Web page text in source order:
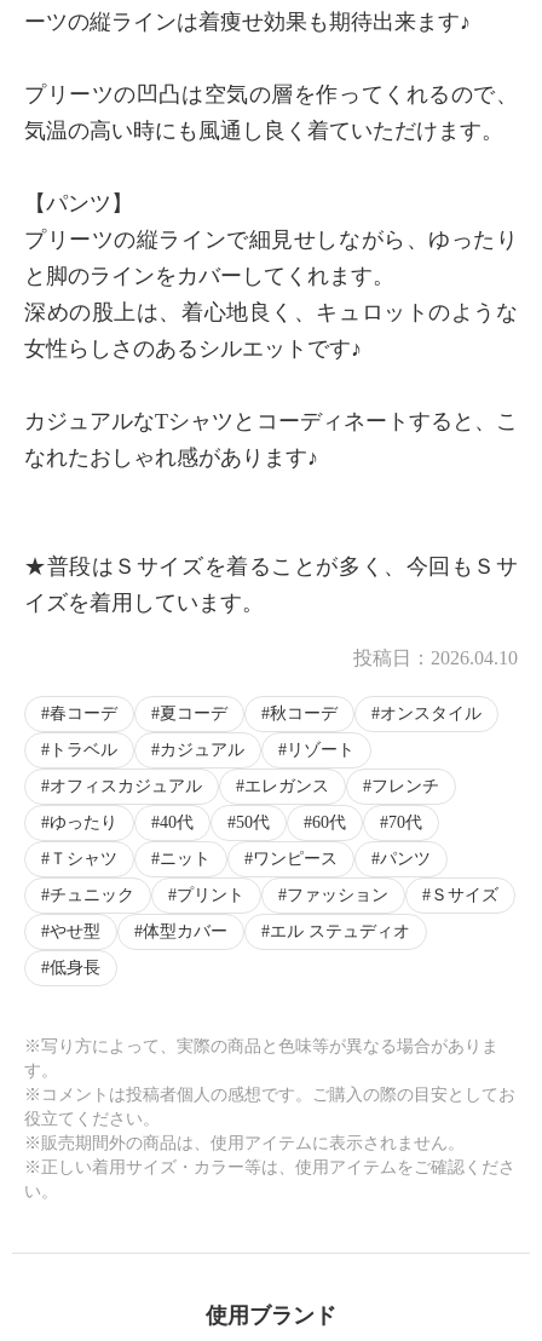
× 商品紹介
ーツの縦ラインは着痩せ効果も期待出来ます♪
プリーツの凹凸は空気の層を作ってくれるので、
気温の高い時にも風通し良く着ていただけます。
【パンツ】
プリーツの縦ラインで細見せしながら、ゆったり
と脚のラインをカバーしてくれます。
深めの股上は、着心地良く、キュロットのような
女性らしさのあるシルエットです♪
カジュアルなTシャツとコーディネートすると、こ
なれたおしゃれ感があります♪
★普段はＳサイズを着ることが多く、今回もＳサ
イズを着用しています。
投稿日： 2026.04.10
春コーデ 夏コーデ 秋コーデ
オンスタイル
トラベル
カジュアル
リゾート
オフィスカジュアル
エレガンス
フレンチ
ゆったり
40代 50代 60代
70代
Ｔシャツ
ニット ワンピース
パンツ
チュニック
プリント ファッション
Ｓサイズ
やせ型
体型カバー
エル ステュディオ
低身長
※写り方によって、実際の商品と色味等が異なる場合がありま
す。
※コメントは投稿者個人の感想です。ご購入の際の目安としてお
役立てください。
※販売期間外の商品は、使用アイテムに表示されません。
※正しい着用サイズ・カラー等は、使用アイテムをご確認くださ
い。
使用ブランド